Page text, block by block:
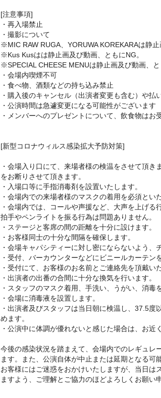
[注意事項]
・再入場禁止
・撮影について
※MIC RAW RUGA、YORUWA KOREKARAは静
※Kus Kusはは静止画及び動画、ともにNG。
※SPECIAL CHEESE MENUは静止画及び動画、と
・会場内喫煙不可
・食べ物、酒類などの持ち込み禁止
・購入後のキャンセル（出演者変更も含む）や払
・公演時間は急遽変更になる可能性がございます
・メンバーへのプレゼントについて、飲食物はお
[新型コロナウィルス感染拡大予防対策]
・会場入り口にて、来場者様の検温をさせて頂
をお断りさせて頂きます。
・入場口等に手指消毒剤を設置いたします。
・会場内での来場者様のマスクの着用を必須とい
・会場内では、コールや声援など、大声を上げる
拍手やペンライトを振る行為は問題ありません。
・ステージと客席の間の距離を十分に設けます。
・お客様同士の十分な間隔を確保します。
・会場キャパシティーに対し密にならないよう、
・受付、バーカウンターなどにビニールカーテン
・受付にて、お客様のお名前とご連絡先を頂戴い
・出演者の出番の合間に十分な換気を行います。
・スタッフのマスク着用、手洗い、うがい、消毒
・会場に消毒液を設置します。
・出演者及びスタッフは当日朝に検温し、37.5度
めます。
・公演中に体調が優れないと感じた場合は、お近
今後の感染状況を踏まえて、会場内でのレギュレ
ます。また、公演自体が中止または延期となる可
お客様にはご迷惑をおかけいたしますが、当日は
ますよう、ご理解とご協力のほどよろしくお願い